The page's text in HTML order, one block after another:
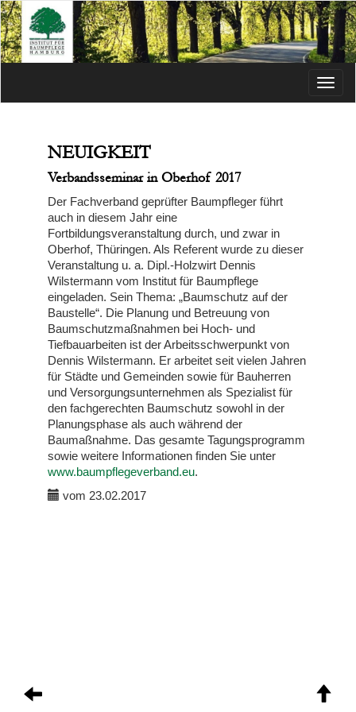
Menü
NEUIGKEIT
Verbandsseminar in Oberhof 2017
Der Fachverband geprüfter Baumpfleger führt
auch in diesem Jahr eine
Fortbildungsveranstaltung durch, und zwar in
Oberhof, Thüringen. Als Referent wurde zu dieser
Veranstaltung u. a. Dipl.-Holzwirt Dennis
Wilstermann vom Institut für Baumpflege
eingeladen. Sein Thema: „Baumschutz auf der
Baustelle“. Die Planung und Betreuung von
Baumschutzmaßnahmen bei Hoch- und
Tiefbauarbeiten ist der Arbeitsschwerpunkt von
Dennis Wilstermann. Er arbeitet seit vielen Jahren
für Städte und Gemeinden sowie für Bauherren
und Versorgungsunternehmen als Spezialist für
den fachgerechten Baumschutz sowohl in der
Planungsphase als auch während der
Baumaßnahme. Das gesamte Tagungsprogramm
sowie weitere Informationen finden Sie unter
www.baumpflegeverband.eu.
vom 23.02.2017